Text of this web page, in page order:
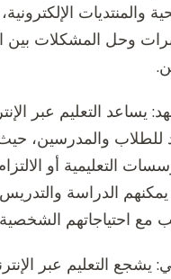
والمنتديات
وحل المشكلات بين
يساعد التعليم عبر
للطلاب والمدرسين،
التعليمية أو
الدراسة
مع احتياجاتهم الشخصية
يشجع التعليم عبر